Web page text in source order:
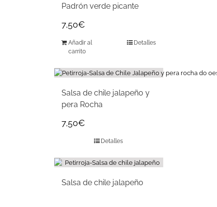
Padrón verde picante
7,50€
Añadir al
carrito
Detalles
Salsa de chile jalapeño y
pera Rocha
7,50€
Detalles
Salsa de chile jalapeño